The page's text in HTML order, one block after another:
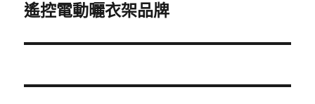
一
文
遙控電動曬衣架品牌